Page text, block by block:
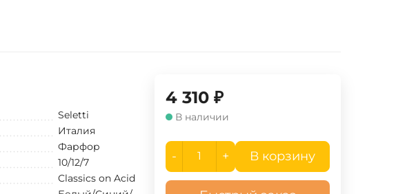
Seletti
Италия
Фарфор
10/12/7
Classics on Acid
4 310 ₽
В наличии
- + В корзину